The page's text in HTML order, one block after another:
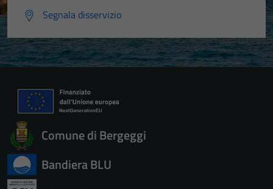
Segnala disservizio
Comune di Bergeggi
Bandiera BLU